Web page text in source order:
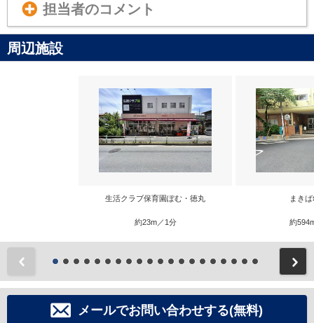
担当者のコメント
周辺施設
生活クラブ保育園ぽむ・徳丸
約23m／1分
まき
約
メールでお問い合わせする(無料)